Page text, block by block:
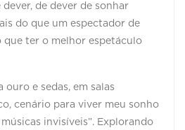
de dever de sonhar
do que um espectador de
que ter o melhor espetáculo
ouro e sedas, em salas
cenário para viver meu sonho
invisíveis”. Explorando